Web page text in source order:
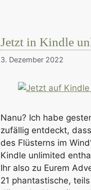
Jetzt in Kindle
3. Dezember 2022
Nanu? Ich habe
zufällig entdeckt,
des Flüsterns im
Kindle unlimited
Ihr also zu Eurem
21 phantastische, teils